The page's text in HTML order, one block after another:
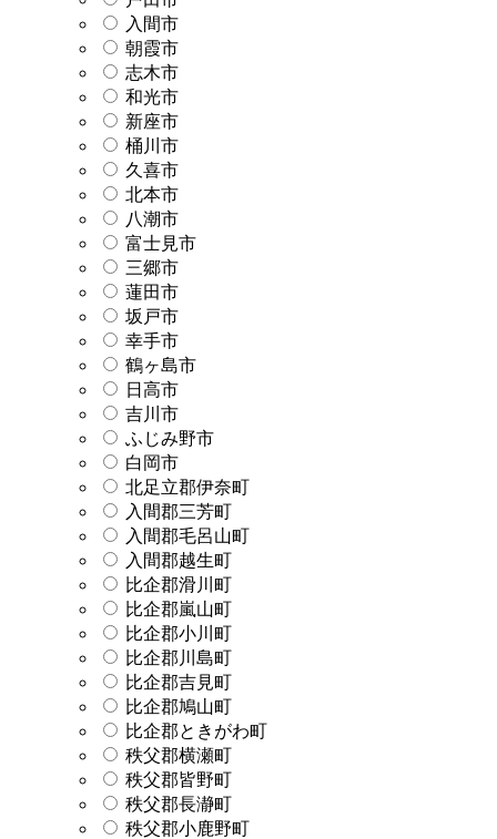
入間市
朝霞市
志木市
和光市
新座市
桶川市
久喜市
北本市
八潮市
富士見市
三郷市
蓮田市
坂戸市
幸手市
鶴ヶ島市
日高市
吉川市
ふじみ野市
白岡市
北足立郡伊奈町
入間郡三芳町
入間郡毛呂山町
入間郡越生町
比企郡滑川町
比企郡嵐山町
比企郡小川町
比企郡川島町
比企郡吉見町
比企郡鳩山町
比企郡ときがわ町
秩父郡横瀬町
秩父郡皆野町
秩父郡長瀞町
秩父郡小鹿野町